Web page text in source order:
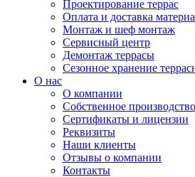
Проектирование террас
Оплата и доставка
Монтаж и шеф монтаж
Сервисный центр
Демонтаж террасы
Сезонное хранение
О нас
О компании
Собственное производство
Сертификаты и лицензии
Реквизиты
Наши клиенты
Отзывы о компании
Контакты